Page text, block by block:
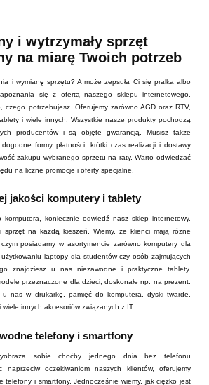
i wytrzymały sprzęt
na miarę Twoich potrzeb
i wymianę sprzętu? A może zepsuła Ci się pralka albo
się z ofertą naszego sklepu internetowego.
czego potrzebujesz. Oferujemy zarówno AGD oraz RTV,
i wiele innych. Wszystkie nasze produkty pochodzą
producentów i są objęte gwarancją. Musisz także
formy płatności, krótki czas realizacji i dostawy
zakupu wybranego sprzętu na raty. Warto odwiedzać
na liczne promocje i oferty specjalne.
jakości komputery i tablety
komputera, koniecznie odwiedź nasz sklep internetowy.
sprzęt na każdą kieszeń. Wiemy, że klienci mają różne
posiadamy w asortymencie zarówno komputery dla
laptopy dla studentów czy osób zajmujących
znajdziesz u nas niezawodne i praktyczne tablety.
przeznaczone dla dzieci, doskonałe np. na prezent.
u nas w drukarkę, pamięć do komputera, dyski twarde,
wiele innych akcesoriów związanych z IT.
telefony i smartfony
sobie choćby jednego dnia bez telefonu
naprzeciw oczekiwaniom naszych klientów, oferujemy
telefony i smartfony. Jednocześnie wiemy, jak ciężko jest